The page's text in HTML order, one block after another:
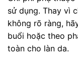
sử dụng. Thay vì
không rõ ràng,
buổi hoặc theo
toàn cho làn da.